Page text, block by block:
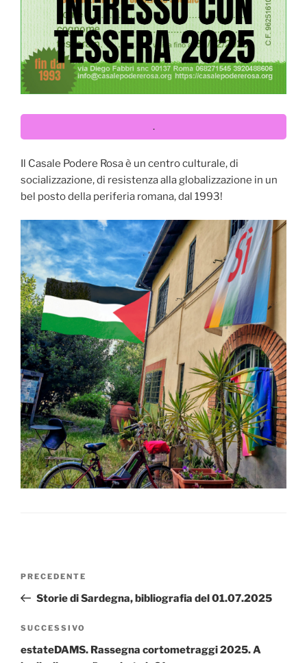
.
Il Casale Podere Rosa è un centro culturale, di
socializzazione, di resistenza alla globalizzazione in un
bel posto della periferia romana, dal 1993!
Articolo
precedente:
PRECEDENTE
Storie di Sardegna, bibliografia del 01.07.2025
Articolo
successivo
SUCCESSIVO
estateDAMS. Rassegna cortometraggi 2025. A